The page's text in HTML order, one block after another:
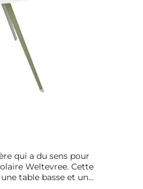
qui a du sens pour
table basse et un